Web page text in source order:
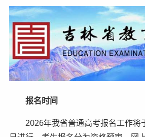
报名时间
2026年我省普通高考报名工作将